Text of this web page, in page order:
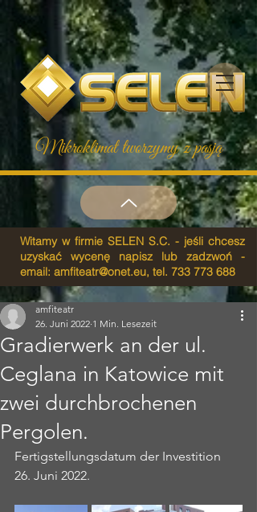
Witamy w firmie SELEN S.C. - jeśli chcesz
uzyskać wycenę napisz lub zadzwoń -
email: amfiteatr@onet.eu, tel. 733 773 688
Mikroklimat tworzymy z pasją
Gradierwerk an der ul.
Ceglana in Katowice mit
zwei durchbrochenen
Pergolen.
amfiteatr
26. Juni 2022 1 Min. Lesezeit
Fertigstellungsdatum der Investition
26. Juni 2022.